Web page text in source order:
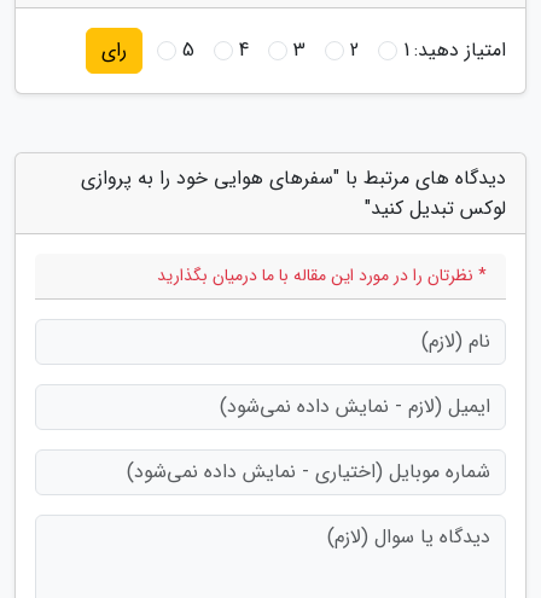
امتیاز دهید:1
2
3
4
5 رای
دیدگاه های مرتبط با "سفرهای هوایی خود را به پروازی
لوکس تبدیل کنید"
* نظرتان را در مورد این مقاله با ما درمیان بگذارید